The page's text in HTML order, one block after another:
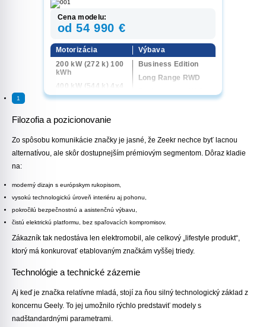
Cena modelu:
od 54 990 €
Motorizácia
200 kW (272 k) 100
kWh
400 kW (544 k) 4x4
100 kWh
Výbava
Business Edition
Long Range RWD
1
Filozofia a pozicionovanie
Zo spôsobu komunikácie značky je jasné, že Zeekr nechce byť lacnou
alternatívou, ale skôr dostupnejším prémiovým segmentom. Dôraz kladie
na:
moderný dizajn s európskym rukopisom,
vysokú technologickú úroveň interiéru aj pohonu,
pokročilú bezpečnostnú a asistenčnú výbavu,
čistú elektrickú platformu, bez spaľovacích kompromisov.
Zákazník tak nedostáva len elektromobil, ale celkový „lifestyle produkt“,
ktorý má konkurovať etablovaným značkám vyššej triedy.
Technológie a technické zázemie
Aj keď je značka relatívne mladá, stojí za ňou silný technologický základ z
koncernu Geely. To jej umožnilo rýchlo predstaviť modely s
nadštandardnými parametrami.